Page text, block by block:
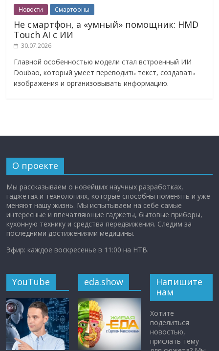
Новости Смартфоны
Не смартфон, а «умный» помощник: HMD
Touch AI с ИИ
30.07.2026
Главной особенностью модели стал встроенный ИИ
Doubao, который умеет переводить текст, создавать
изображения и организовывать информацию.
О проекте
Мы рассказываем о новейших научных разработках,
гаджетах и технологиях, которые способны поменять и уже
меняют нашу жизнь. Мы испытываем на себе самые
интересные и впечатляющие гаджеты, бытовые приборы,
кухонную технику и средства передвижения. Следим за
последними достижениями медицины.
Эфир: каждое воскресенье в 11:00 на НТВ.
YouTube eda.show
Напишите
нам
Хотите
поделиться
новостью,
прислать тему